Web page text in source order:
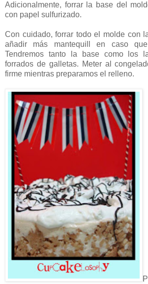
Adicionalmente, forrar la base del
con papel sulfurizado.
Con cuidado, forrar todo el molde con
añadir más mantequill en caso
Tendremos tanto la base como los
forrados de galletas. Meter al
firme mientras preparamos el relleno.